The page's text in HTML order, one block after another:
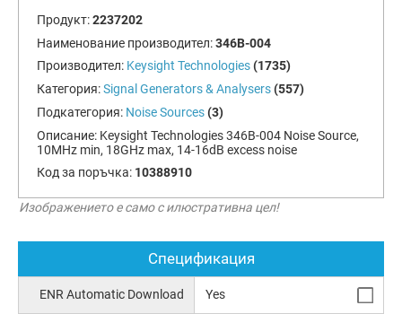
Продукт:2237202
Наименование производител:346B-004
Производител: Keysight Technologies (1735)
Категория:Signal Generators & Analysers (557)
Подкатегория: Noise Sources (3)
Описание: Keysight Technologies 346B-004 Noise Source,
10MHz min, 18GHz max, 14-16dB excess noise
Код за поръчка: 10388910
Изображението е само с илюстративна цел!
Спецификация
ENR Automatic Download Yes